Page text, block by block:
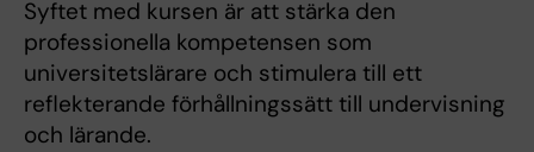
Syftet med kursen är att stärka den
professionella kompetensen som
universitetslärare och stimulera till ett
reflekterande förhållningssätt till undervisning
och lärande.